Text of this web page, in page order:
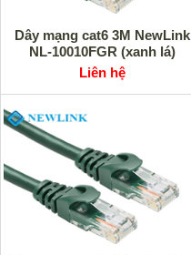
Dây mạng cat6 3M NewLink
NL-10010FGR (xanh lá)
Liên hệ